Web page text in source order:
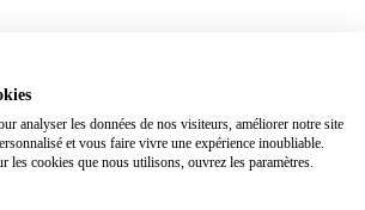
analyser les données de nos visiteurs, améliorer notre site
et vous faire vivre une expérience inoubliable.
les cookies que nous utilisons, ouvrez les paramètres.